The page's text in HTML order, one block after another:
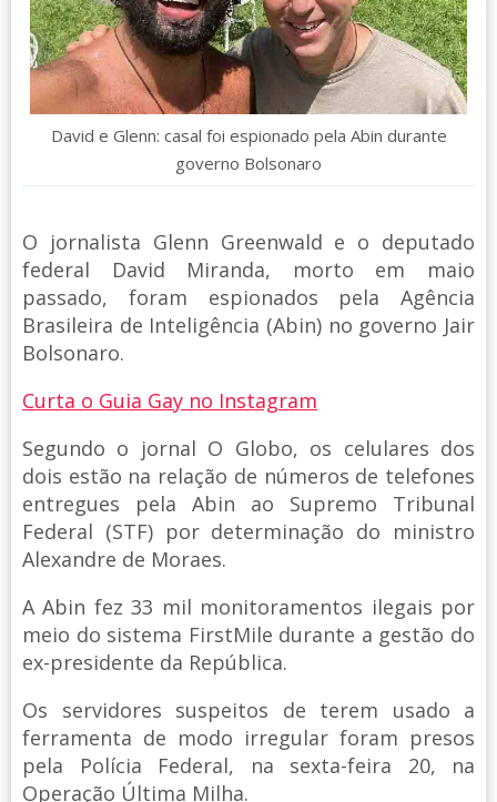
David e Glenn: casal foi espionado pela Abin durante
governo Bolsonaro
O jornalista Glenn Greenwald e o deputado
federal David Miranda, morto em maio
passado, foram espionados pela Agência
Brasileira de Inteligência (Abin) no governo Jair
Bolsonaro.
Curta o Guia Gay no Instagram
Segundo o jornal O Globo, os celulares dos
dois estão na relação de números de telefones
entregues pela Abin ao Supremo Tribunal
Federal (STF) por determinação do ministro
Alexandre de Moraes.
A Abin fez 33 mil monitoramentos ilegais por
meio do sistema FirstMile durante a gestão do
ex-presidente da República.
Os servidores suspeitos de terem usado a
ferramenta de modo irregular foram presos
pela Polícia Federal, na sexta-feira 20, na
Operação Última Milha.